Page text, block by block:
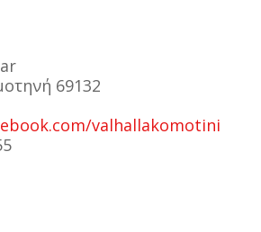
69132
valhallakomotini